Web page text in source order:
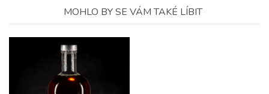
MOHLO BY SE VÁM TAKÉ LÍBIT